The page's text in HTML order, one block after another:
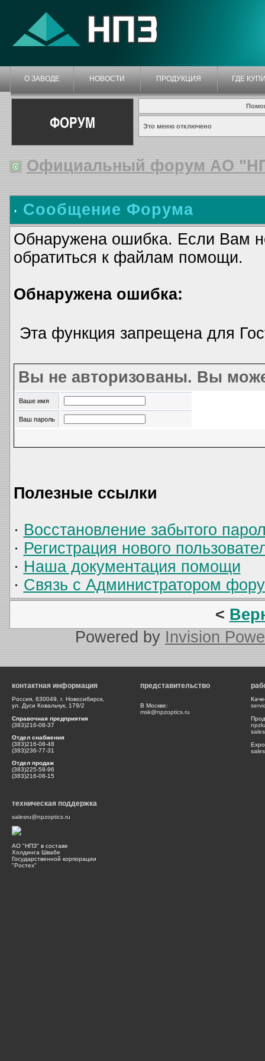
О ЗАВОДЕ НОВОСТИ ПРОДУКЦИЯ ГДЕ
ФОРУМ Это меню отключено
Официальный форум АО
Сообщение Форума
Обнаружена ошибка. Если Вам
обратиться к файлам помощи.
Обнаружена ошибка:
Эта функция запрещена для
Вы не авторизованы. Вы
Ваше имя
Ваш пароль
Полезные ссылки
· Восстановление забытого
· Регистрация нового
· Наша документация помощи
· Связь с Администратором
<
Powered by Invision
контактная информация
Россия, 630049, г. Новосибирск,
ул. Дуси Ковальчук, 179/2
Справочная предприятия
(383)216-08-37
Отдел снабжения
(383)216-08-48
(383)236-77-31
Отдел продаж
(383)225-58-96
(383)216-08-15
представительство
В Москве:
msk@npzoptics.ru
техническая поддержка
salesru@npzoptics.ru
АО "НПЗ" в составе
Холдинга Швабе
Государственной корпорации
"Ростех"